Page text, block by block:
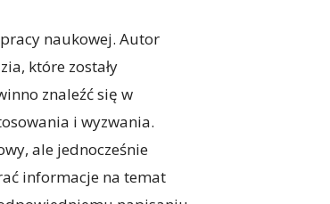
naukowej. Autor
które zostały
znaleźć się w
i wyzwania.
ale jednocześnie
informacje na temat